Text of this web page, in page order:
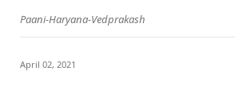
Paani-Haryana-Vedprakash
April 02, 2021